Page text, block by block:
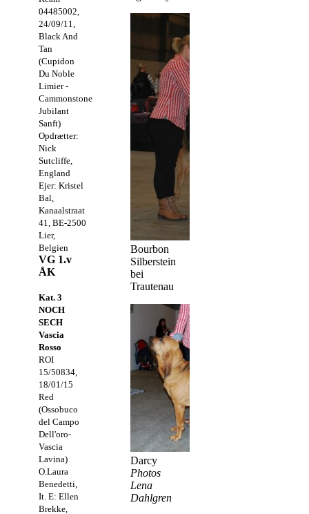
04485002,
24/09/11,
Black And
Tan
(Cupidon
Du Noble
Limier -
Cammonstone
Jubilant
Sanft)
Opdrætter:
Nick
Sutcliffe,
England
Ejer: Kristel
Bal,
Kanaalstraat
41, BE-2500
Lier,
Belgien
VG 1.v
ÅK
Kat. 3
NOCH
SECH
Vascia
Rosso
ROI
15/50834,
18/01/15
Red
(Ossobuco
del Campo
Dell'oro-
Vascia
Lavina)
O.Laura
Benedetti,
It. E: Ellen
Brekke,
Bourbon
Silberstein
bei
Trautenau
Darcy
Photos
Lena
Dahlgren